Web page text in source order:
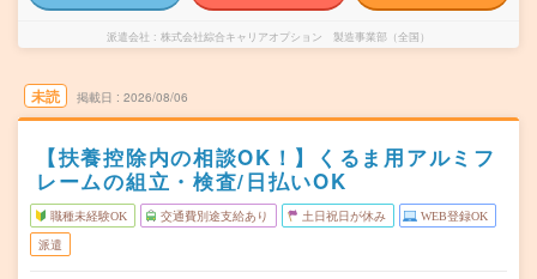
派遣会社 株式会社綜合キャリアオプション 製造事業部（全国）
未読 掲載日 2026/08/06
【扶養控除内の相談OK！】くるま用アルミフ
レームの組立・検査/日払いOK
職種未経験OK 交通費別途支給あり 土日祝日が休み WEB登録OK
派遣